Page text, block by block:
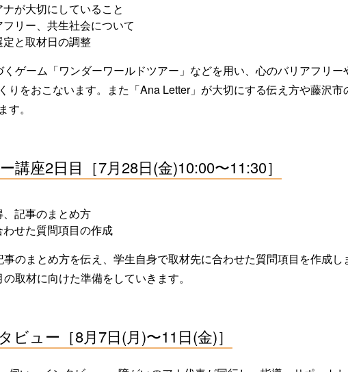
が大切にしていること
リー、共生社会について
と取材日の調整
ゲーム「ワンダーワールドツアー」などを用い、心のバリアフリ
りをおこないます。また「Ana Letter」が大切にする伝え方や藤沢
す。
講座2日目［7月28日(金)10:00〜11:30］
記事のまとめ方
せた質問項目の作成
のまとめ方を伝え、学生自身で取材先に合わせた質問項目を作成
取材に向けた準備をしていきます。
ビュー［8月7日(月)〜11日(金)］